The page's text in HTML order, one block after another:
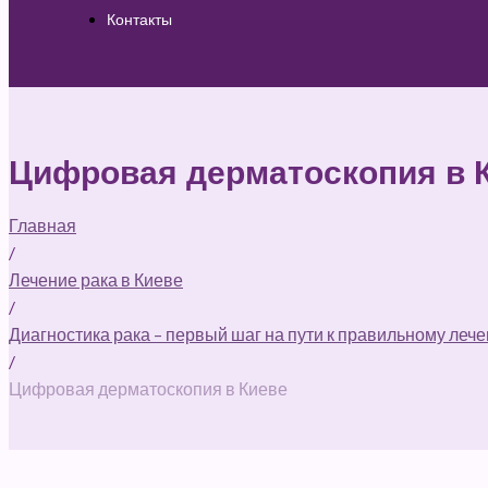
Контакты
Цифровая дерматоскопия в
Главная
/
Лечение рака в Киеве
/
Диагностика рака – первый шаг на пути к правильному
/
Цифровая дерматоскопия в Киеве